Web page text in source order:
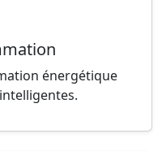
énergétique